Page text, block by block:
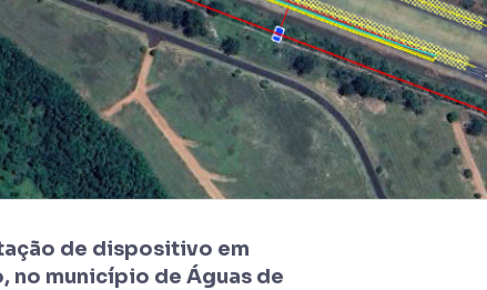
de dispositivo em
no município de Águas de